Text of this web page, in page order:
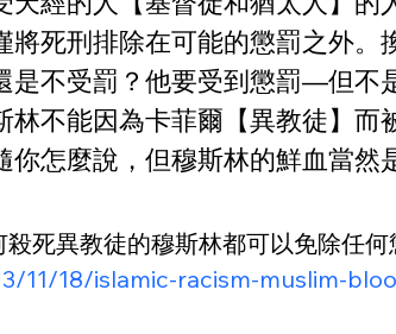
死刑排除在可能的懲罰之外。
不受罰？他要受到懲罰—但不
不能因為卡菲爾【異教徒】而
怎麼說，但穆斯林的鮮血當然
死異教徒的穆斯林都可以免除任
11/18/islamic-racism-muslim-